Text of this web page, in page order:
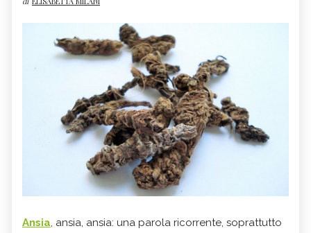
Ansia, ansia, ansia: una parola ricorrente, soprattutto